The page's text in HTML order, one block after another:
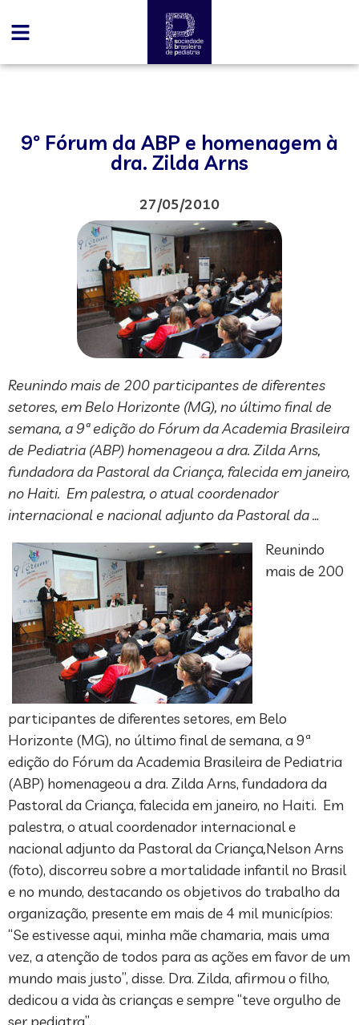
9º Fórum da ABP e homenagem à
dra. Zilda Arns
27/05/2010
Reunindo mais de 200 participantes de diferentes
setores, em Belo Horizonte (MG), no último final de
semana, a 9ª edição do Fórum da Academia Brasileira
de Pediatria (ABP) homenageou a dra. Zilda Arns,
fundadora da Pastoral da Criança, falecida em janeiro,
no Haiti. Em palestra, o atual coordenador
internacional e nacional adjunto da Pastoral da …
Reunindo
mais de 200
participantes de diferentes setores, em Belo
Horizonte (MG), no último final de semana, a 9ª
edição do Fórum da Academia Brasileira de Pediatria
(ABP) homenageou a dra. Zilda Arns, fundadora da
Pastoral da Criança, falecida em janeiro, no Haiti. Em
palestra, o atual coordenador internacional e
nacional adjunto da Pastoral da Criança,Nelson Arns
(foto), discorreu sobre a mortalidade infantil no Brasil
e no mundo, destacando os objetivos do trabalho da
organização, presente em mais de 4 mil municípios:
“Se estivesse aqui, minha mãe chamaria, mais uma
vez, a atenção de todos para as ações em favor de um
mundo mais justo”, disse. Dra. Zilda, afirmou o filho,
dedicou a vida às crianças e sempre “teve orgulho de